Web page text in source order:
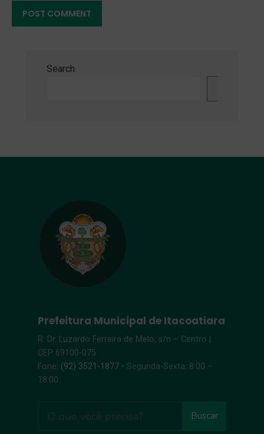
Search
Prefeitura Municipal de Itacoatiara
R. Dr. Luzardo Ferreira de Melo, s/n – Centro |
CEP 69100-075
Fone: (92) 3521-1877 • Segunda-Sexta, 8:00 –
18:00
Buscar